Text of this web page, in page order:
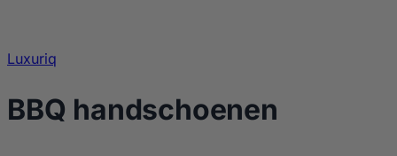
Luxuriq
BBQ handschoenen